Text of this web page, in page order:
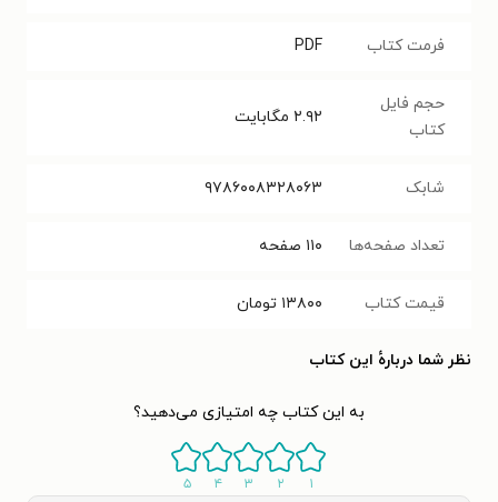
فرمت کتاب PDF
حجم فایل
کتاب
۲.۹۲ مگابایت
شابک ۹۷۸۶۰۰۸۳۲۸۰۶۳
تعداد صفحه‌ها ۱۱۰ صفحه
قیمت کتاب ۱۳۸۰۰ تومان
نظر شما دربارهٔ این کتاب
به این کتاب چه امتیازی می‌دهید؟
۱ ۲ ۳ ۴ ۵